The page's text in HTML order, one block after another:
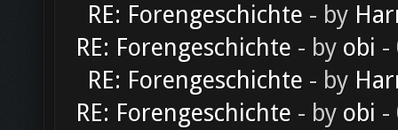
RE: Forengeschichte - by
RE: Forengeschichte - by obi -
RE: Forengeschichte - by
RE: Forengeschichte - by obi -